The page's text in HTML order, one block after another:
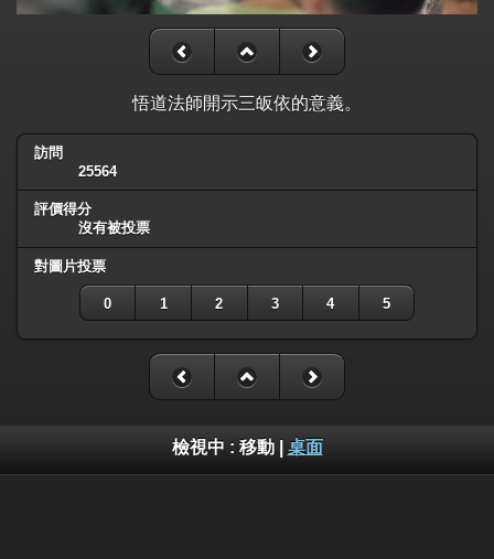
悟道法師開示三皈依的意義。
訪問
25564
評價得分
沒有被投票
對圖片投票
0 1 2 3 4 5
檢視中 : 移動| 桌面